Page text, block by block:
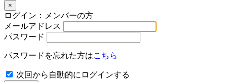
×
ログイン：メンバーの方
メールアドレス
パスワード
パスワードを忘れた方はこちら
次回から自動的にログインする